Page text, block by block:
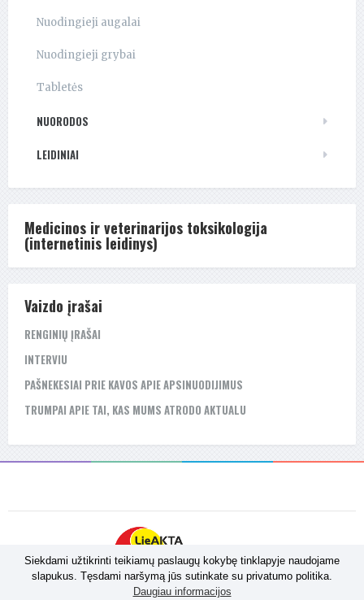
Siekdami užtikrinti teikiamų paslaugų kokybę tinklapyje naudojame
slapukus. Tęsdami naršymą jūs sutinkate su privatumo politika.
Daugiau informacijos
Nuodingieji augalai
Nuodingieji grybai
Tabletės
NUORODOS
LEIDINIAI
Medicinos ir veterinarijos toksikologija
(internetinis leidinys)
Vaizdo įrašai
RENGINIŲ ĮRAŠAI
INTERVIU
PAŠNEKESIAI PRIE KAVOS APIE APSINUODIJIMUS
TRUMPAI APIE TAI, KAS MUMS ATRODO AKTUALU
Sprendimas:Admedija